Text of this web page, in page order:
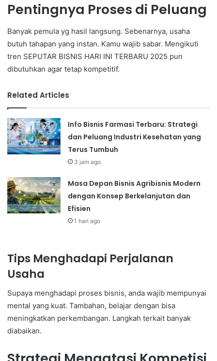
Pentingnya Proses di Peluang
Banyak pemula yg hasil langsung. Sebenarnya, usaha
butuh tahapan yang instan. Kamu wajib sabar. Mengikuti
tren SEPUTAR BISNIS HARI INI TERBARU 2025 pun
dibutuhkan agar tetap kompetitif.
Related Articles
Info Bisnis Farmasi Terbaru: Strategi
dan Peluang Industri Kesehatan yang
Terus Tumbuh
3 jam ago
Masa Depan Bisnis Agribisnis Modern
dengan Konsep Berkelanjutan dan
Efisien
1 hari ago
Tips Menghadapi Perjalanan
Usaha
Supaya menghadapi proses bisnis, anda wajib mempunyai
mental yang kuat. Tambahan, belajar dengan bisa
meningkatkan perkembangan. Langkah terkait banyak
diabaikan.